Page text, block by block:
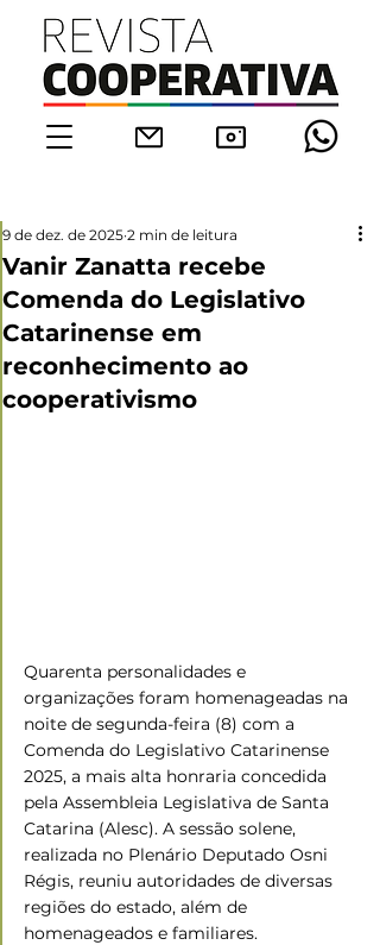
Vanir Zanatta recebe
Comenda do Legislativo
Catarinense em
reconhecimento ao
cooperativismo
9 de dez. de 2025 2 min de leitura
Quarenta personalidades e
organizações foram homenageadas na
noite de segunda-feira (8) com a
Comenda do Legislativo Catarinense
2025, a mais alta honraria concedida
pela Assembleia Legislativa de Santa
Catarina (Alesc). A sessão solene,
realizada no Plenário Deputado Osni
Régis, reuniu autoridades de diversas
regiões do estado, além de
homenageados e familiares.